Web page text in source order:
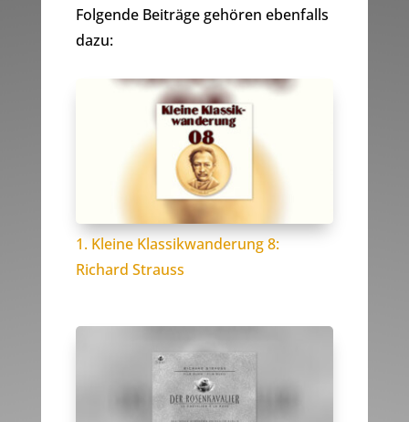
Folgende Beiträge gehören ebenfalls
dazu:
1. Kleine Klassikwanderung 8:
Richard Strauss